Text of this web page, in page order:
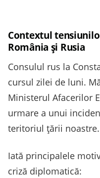
Contextul
România și Rusia
Consulul rus la
cursul zilei de luni.
Ministerul Afacerilor
urmare a unui
teritoriul țării noastre.
Iată principalele
criză diplomatică: